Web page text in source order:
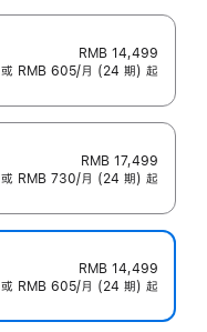
RMB 14,499
或 RMB 605/月 (24 期) 起
RMB 17,499
或 RMB 730/月 (24 期) 起
RMB 14,499
或 RMB 605/月 (24 期) 起